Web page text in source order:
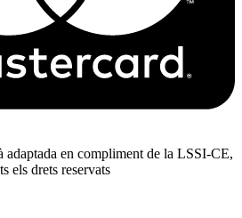
en compliment de la LSSI-CE,
els drets reservats